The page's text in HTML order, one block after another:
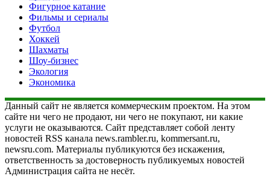
Фигурное катание
Фильмы и сериалы
Футбол
Хоккей
Шахматы
Шоу-бизнес
Экология
Экономика
Данный сайт не является коммерческим проектом. На этом
сайте ни чего не продают, ни чего не покупают, ни какие
услуги не оказываются. Сайт представляет собой ленту
новостей RSS канала news.rambler.ru, kommersant.ru,
newsru.com. Материалы публикуются без искажения,
ответственность за достоверность публикуемых новостей
Администрация сайта не несёт.